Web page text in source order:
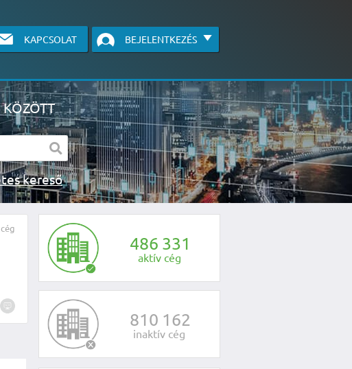
KAPCSOLAT BEJELENTKEZÉS
Részletes kereső
vagy vegye fel velünk a kapcsolatot az alábbi
486 331
aktív cég
810 162
inaktív cég